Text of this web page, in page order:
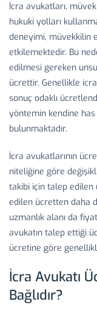
İcra avukatları,
hukuki yolları
deneyimi, müvekkilin
etkilemektedir. Bu
edilmesi gereken
ücrettir. Genellikle
sonuç odaklı
yöntemin kendine
bulunmaktadır.
İcra avukatlarının
niteliğine göre
takibi için talep edilen
edilen ücretten daha
uzmanlık alanı da
avukatın talep ettiği
ücretine göre
İcra Avukatı
Bağlıdır?